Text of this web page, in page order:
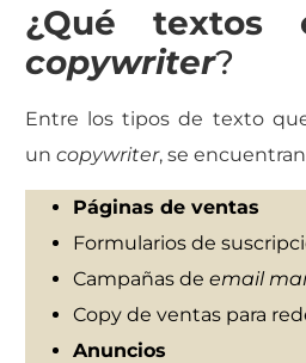
¿Qué textos
copywriter?
Entre los tipos de texto
un copywriter, se
Páginas de ventas
Formularios de
Campañas de email
Copy de ventas para
Anuncios